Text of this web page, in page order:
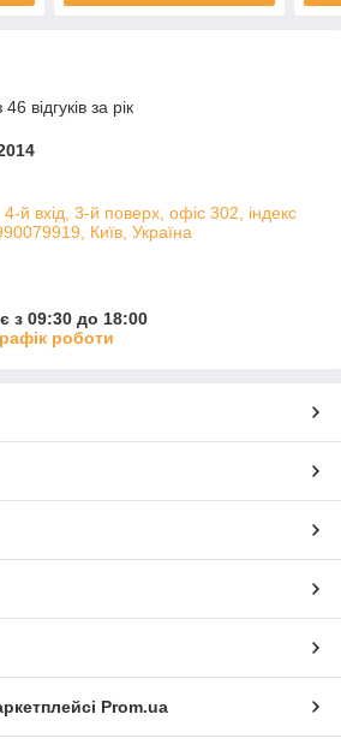
відгуків за рік
й вхід, 3-й поверх, офіс 302, індекс
Київ, Україна
з 09:30 до 18:00
роботи
Prom.ua